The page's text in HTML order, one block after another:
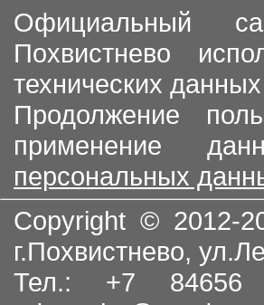
Официальный
Похвистнево
технических
Продолжение
применение
персональных
Copyright © 2012-
г.Похвистнево,
Тел.: +7